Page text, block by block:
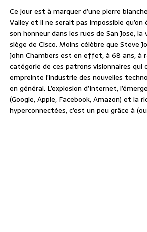
Ce jour est à marquer d’une pierre
Valley et il ne serait pas impossible
son honneur dans les rues de San Jose,
siège de Cisco. Moins célèbre que Steve
John Chambers est en effet, à 68 ans, à
catégorie de ces patrons visionnaires qui
empreinte l’industrie des nouvelles
en général. L’explosion d’Internet,
(Google, Apple, Facebook, Amazon) et la
hyperconnectées, c’est un peu grâce à